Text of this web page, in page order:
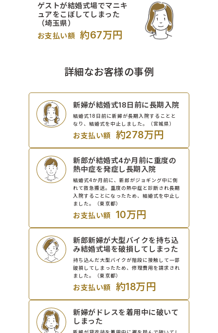
ゲストが結婚式場でマニキ
ュアをこぼしてしまった
（埼玉県）
お支払い額 約67万円
詳細なお客様の事例
新婦が結婚式18日前に長期入院
結婚式18日前に新婦が長期入院することと
なり、結婚式を中止しました。（宮城県）
お支払い額 約278万円
新郎が結婚式4か月前に重度の
熱中症を発症し長期入院
結婚式4か月前に、新郎がジョギング中に倒
れて救急搬送。重度の熱中症と診断され長期
入院することになったため、結婚式を中止し
ました。（東京都）
お支払い額 10万円
新郎新婦が大型バイクを持ち込
み結婚式場を破損してしまった
持ち込んだ大型バイクが階段に接触して一部
破損してしまったため、修理費用を請求され
ました。（東京都）
お支払い額 約18万円
新婦がドレスを着用中に破いて
しまった